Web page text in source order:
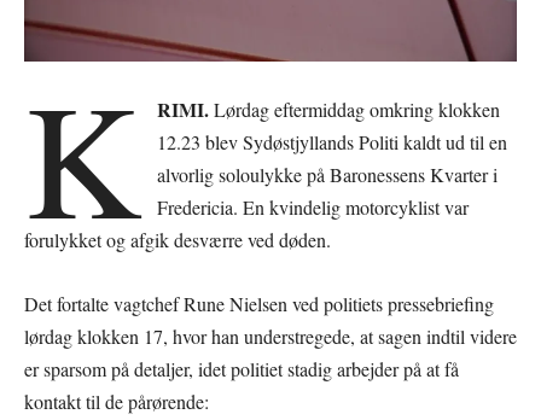
K RIMI.Lørdag eftermiddag omkring klokken
12.23 blev Sydøstjyllands Politi kaldt ud til en
alvorlig soloulykke på Baronessens Kvarter i
Fredericia. En kvindelig motorcyklist var
forulykket og afgik desværre ved døden.
Det fortalte vagtchef Rune Nielsen ved politiets pressebriefing
lørdag klokken 17, hvor han understregede, at sagen indtil videre
er sparsom på detaljer, idet politiet stadig arbejder på at få
kontakt til de pårørende: